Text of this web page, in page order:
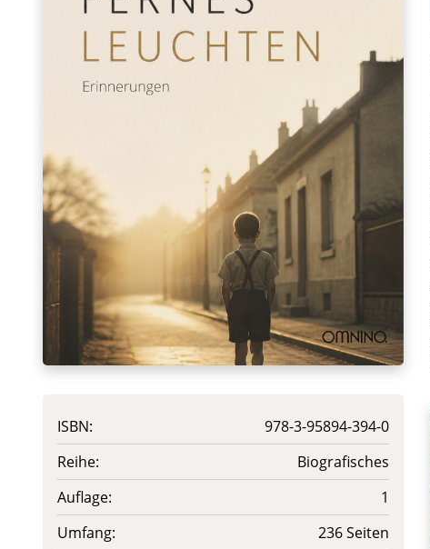
ISBN:
978-3-95894-394-0
Reihe:
Biografisches
Auflage:
1
Umfang:
236 Seiten